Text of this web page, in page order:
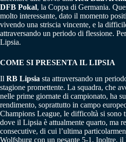
DFB Pokal, la Coppa di Germania.
molto interessante, dato il momento
vivendo una striscia vincente, e la
attraversando un periodo di flessione.
Lipsia.
COME SI PRESENTA IL LIPSIA
Il RB Lipsia sta attraversando un
stagione promettente. La squadra, che
nelle prime giornate di campionato, ha
rendimento, soprattutto in campo
Champions League, le difficoltà si sono
dove il Lipsia è attualmente quarto, ma
consecutive, di cui l’ultima
Wolfsburg con un pesante 5-1. Inoltre,